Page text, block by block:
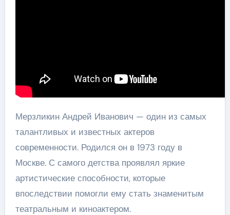
Мерзликин Андрей Иванович — один из самых
талантливых и известных актеров
современности. Родился он в 1973 году в
Москве. С самого детства проявлял яркие
артистические способности, которые
впоследствии помогли ему стать знаменитым
театральным и киноактером.